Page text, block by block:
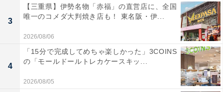
下段に滑り台のようなカーブがついている
上下2段になっており、下の段には滑り台のようなカー
ブがついています。上に置いた卵がこのカーブを通り下
の段に転がっていきます。新しい卵を上から入れていく
ので、下段の手前の卵が1番古い卵となります。
3
【三重県】伊勢名物「赤福」の直営店に、全国
唯一のコメダ大判焼き店も！ 東名阪・伊...
2026/08/06
4
「15分で完成してめちゃ楽しかった」3COINS
の「モールドールトレカケースキッ...
2026/08/05